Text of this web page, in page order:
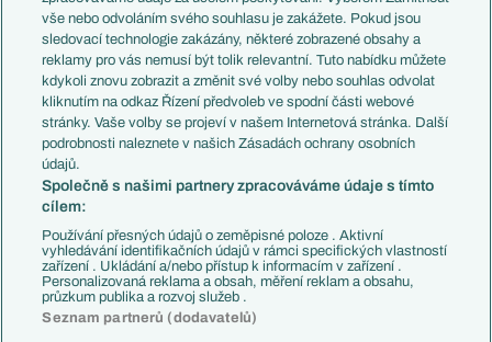
Evropské koeficienty
Přestupy
Přestupové spekulace
Zranění
Kluby
Arsenal FC
Chelsea FC
Manchester United
AC Milán
Juventus FC
Bayern Mnichov
FC Barcelona
Real Madrid
Brazílie
Přestupy
Zápasy
Livescore
Tipovací soutěž
vše nebo odvoláním svého souhlasu je zakážete. Pokud jsou
sledovací technologie zakázány, některé zobrazené obsahy a
reklamy pro vás nemusí být tolik relevantní. Tuto nabídku můžete
kdykoli znovu zobrazit a změnit své volby nebo souhlas odvolat
kliknutím na odkaz Řízení předvoleb ve spodní části webové
stránky. Vaše volby se projeví v našem Internetová stránka. Další
podrobnosti naleznete v našich Zásadách ochrany osobních
údajů.
Společně s našimi partnery zpracováváme údaje s tímto
cílem:
Používání přesných údajů o zeměpisné poloze . Aktivní
vyhledávání identifikačních údajů v rámci specifických vlastností
zařízení . Ukládání a/nebo přístup k informacím v zařízení .
Personalizovaná reklama a obsah, měření reklam a obsahu,
průzkum publika a rozvoj služeb .
Seznam partnerů (dodavatelů)